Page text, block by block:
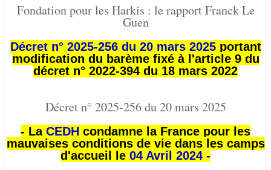
Fondation pour les Harkis : le rapport Franck Le
Guen
Décret n° 2025-256 du 20 mars 2025portant
modification du barème fixé à l'article 9 du
décret n° 2022-394 du 18 mars 2022
Décret n° 2025-256 du 20 mars 2025
- La CEDH condamne la France pour les
mauvaises conditions de vie dans les camps
d'accueil le 04 Avril 2024 -